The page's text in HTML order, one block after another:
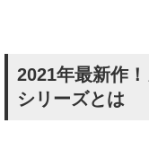
2021年最新作
シリーズとは